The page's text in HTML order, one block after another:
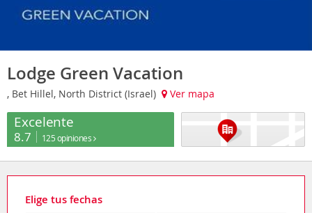
Lodge Green Vacation
, Bet Hillel, North District (Israel) Ver mapa
Excelente
8.7 125 opiniones
Elige tus fechas